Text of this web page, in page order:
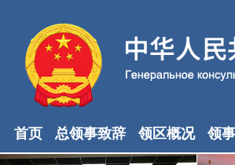
首页 总领事致辞 领区概况 领